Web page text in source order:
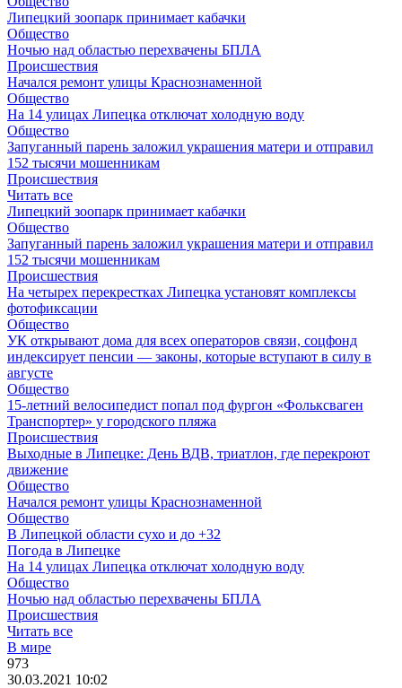
Липецкий зоопарк принимает кабачки
Общество
Ночью над областью перехвачены БПЛА
Происшествия
Начался ремонт улицы Краснознаменной
Общество
На 14 улицах Липецка отключат холодную воду
Общество
Запуганный парень заложил украшения матери и отправил
152 тысячи мошенникам
Происшествия
Читать все
Липецкий зоопарк принимает кабачки
Общество
Запуганный парень заложил украшения матери и отправил
152 тысячи мошенникам
Происшествия
На четырех перекрестках Липецка установят комплексы
фотофиксации
Общество
УК открывают дома для всех операторов связи, соцфонд
индексирует пенсии — законы, которые вступают в силу в
августе
Общество
15-летний велосипедист попал под фургон «Фольксваген
Транспортер» у городского пляжа
Происшествия
Выходные в Липецке: День ВДВ, триатлон, где перекроют
движение
Общество
Начался ремонт улицы Краснознаменной
Общество
В Липецкой области сухо и до +32
Погода в Липецке
На 14 улицах Липецка отключат холодную воду
Общество
Ночью над областью перехвачены БПЛА
Происшествия
Читать все
В мире
973
30.03.2021 10:02